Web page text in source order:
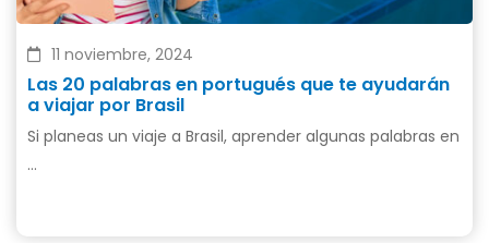
11 noviembre, 2024
Las 20 palabras en portugués que te ayudarán
a viajar por Brasil
Si planeas un viaje a Brasil, aprender algunas palabras en
…